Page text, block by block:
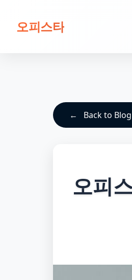
오피스타
Back to Blog
오피